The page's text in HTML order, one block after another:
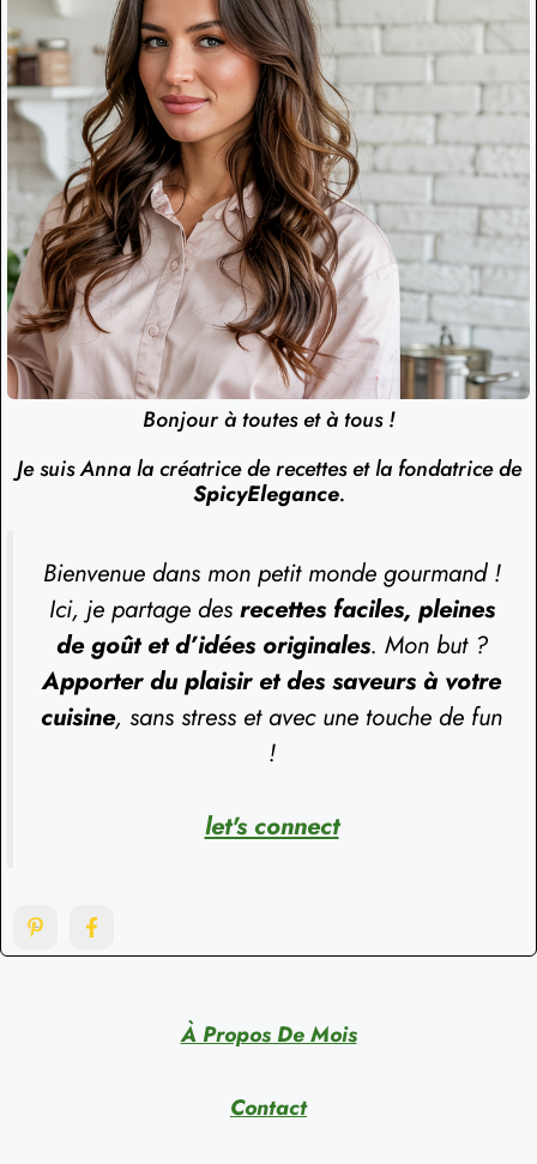
Bonjour à toutes et à tous !
Je suis Anna la créatrice de recettes et la fondatrice de
SpicyElegance.
Bienvenue dans mon petit monde gourmand !
Ici, je partage des recettes faciles, pleines
de goût et d’idées originales. Mon but ?
Apporter du plaisir et des saveurs à votre
cuisine, sans stress et avec une touche de fun
!
let's connect
À Propos De Mois
Contact